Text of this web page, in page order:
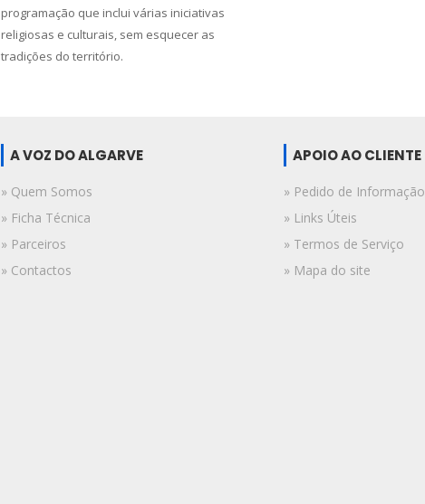
programação que inclui várias iniciativas
religiosas e culturais, sem esquecer as
tradições do território.
A VOZ DO ALGARVE
» Quem Somos
» Ficha Técnica
» Parceiros
» Contactos
APOIO AO CLIENTE
» Pedido de Informação
» Links Úteis
» Termos de Serviço
» Mapa do site